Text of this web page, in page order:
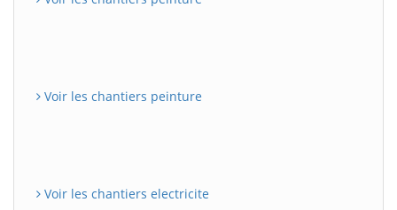
Voir les chantiers peinture
Voir les chantiers electricite